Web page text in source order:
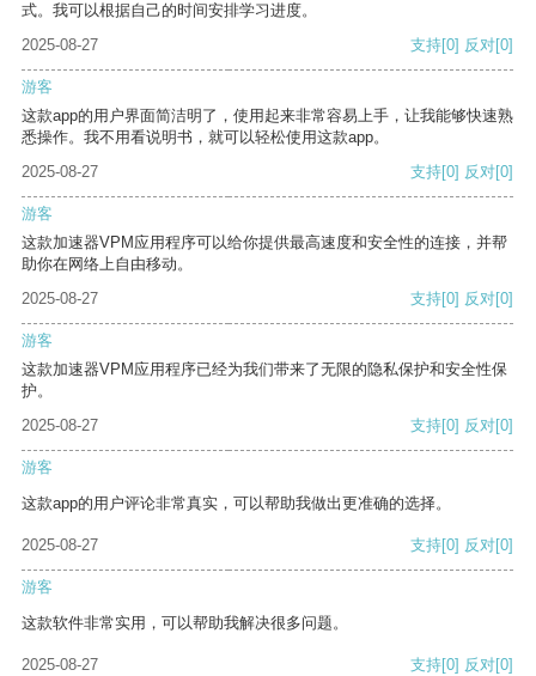
式。我可以根据自己的时间安排学习进度。
2025-08-27
支持[0] 反对[0]
游客
这款app的用户界面简洁明了，使用起来非常容易上手，让我能够快速熟
悉操作。我不用看说明书，就可以轻松使用这款app。
2025-08-27
支持[0] 反对[0]
游客
这款加速器VPM应用程序可以给你提供最高速度和安全性的连接，并帮
助你在网络上自由移动。
2025-08-27
支持[0] 反对[0]
游客
这款加速器VPM应用程序已经为我们带来了无限的隐私保护和安全性保
护。
2025-08-27
支持[0] 反对[0]
游客
这款app的用户评论非常真实，可以帮助我做出更准确的选择。
2025-08-27 支持[0] 反对[0]
游客
这款软件非常实用，可以帮助我解决很多问题。
2025-08-27 支持[0] 反对[0]